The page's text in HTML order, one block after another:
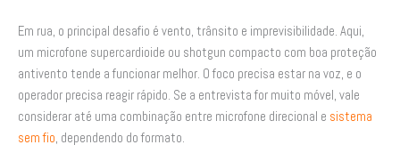
Em rua, o principal desafio é vento, trânsito e imprevisibilidade. Aqui,
um microfone supercardioide ou shotgun compacto com boa proteção
antivento tende a funcionar melhor. O foco precisa estar na voz, e o
operador precisa reagir rápido. Se a entrevista for muito móvel, vale
considerar até uma combinação entre microfone direcional e sistema
sem fio, dependendo do formato.